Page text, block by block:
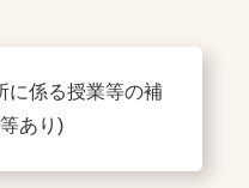
に係る授業等の補
あり)